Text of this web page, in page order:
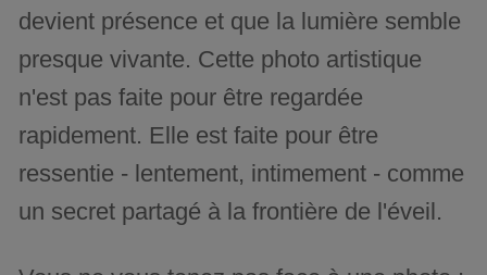
devient présence et que la lumière semble
presque vivante. Cette photo artistique
n'est pas faite pour être regardée
rapidement. Elle est faite pour être
ressentie - lentement, intimement - comme
un secret partagé à la frontière de l'éveil.